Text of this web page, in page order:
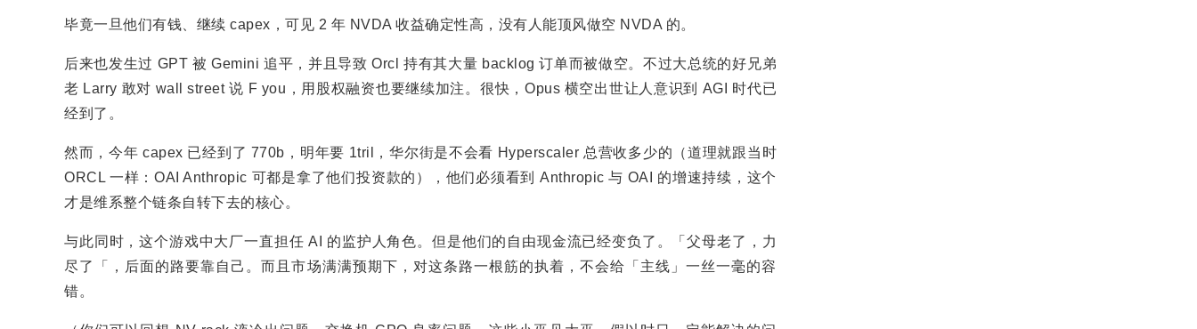
毕竟一旦他们有钱、继续 capex，可见 2 年 NVDA 收益确定性高，没有人能顶风做空 NVDA 的。
后来也发生过 GPT 被 Gemini 追平，并且导致 Orcl 持有其大量 backlog 订单而被做空。不过大总统的好兄弟
老 Larry 敢对 wall street 说 F you，用股权融资也要继续加注。很快，Opus 横空出世让人意识到 AGI 时代已
经到了。
然而，今年 capex 已经到了 770b，明年要 1tril，华尔街是不会看 Hyperscaler 总营收多少的（道理就跟当时
ORCL 一样：OAI Anthropic 可都是拿了他们投资款的），他们必须看到 Anthropic 与 OAI 的增速持续，这个
才是维系整个链条自转下去的核心。
与此同时，这个游戏中大厂一直担任 AI 的监护人角色。但是他们的自由现金流已经变负了。「父母老了，力
尽了「，后面的路要靠自己。而且市场满满预期下，对这条路一根筋的执着，不会给「主线」一丝一毫的容
错。